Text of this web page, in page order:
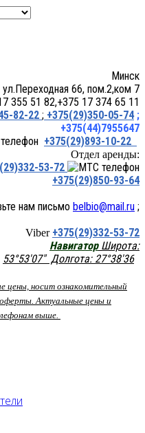
ул.Переходная 66, пом.2,ком 7
355 51 82,+375 17 374 65 11
82-22 ; +375(29)350-05-74 ;
+375(44)7955647
+375(29)893-10-22
Отдел аренды:
53-72
+375(29)850-93-64
belbio@mail.ru ;
Viber +375(29)332-53-72
НавигаторШирота:
53°53'07" Долгота: 27°38'36
цены, носит ознакомительный
оферты. Актуальные цены и
выше.